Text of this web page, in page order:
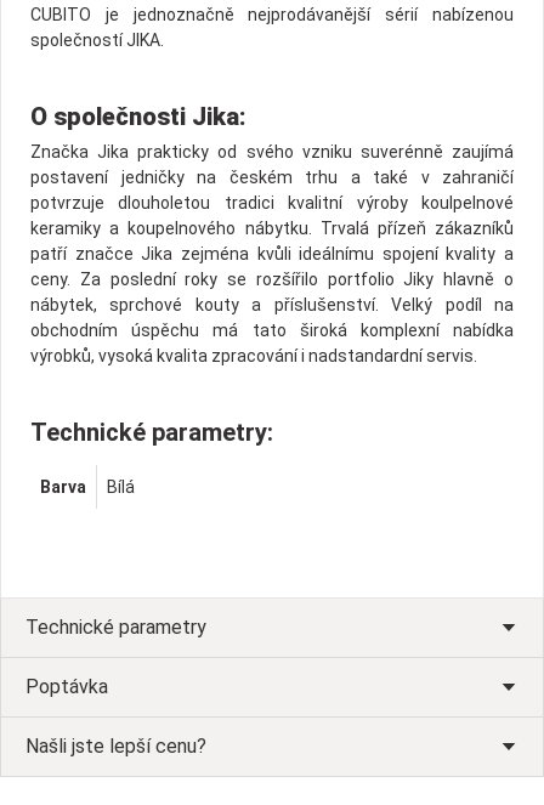
CUBITO je jednoznačně nejprodávanější sérií nabízenou
společností JIKA.
O společnosti Jika:
Značka Jika prakticky od svého vzniku suverénně zaujímá
postavení jedničky na českém trhu a také v zahraničí
potvrzuje dlouholetou tradici kvalitní výroby koulpelnové
keramiky a koupelnového nábytku. Trvalá přízeň zákazníků
patří značce Jika zejména kvůli ideálnímu spojení kvality a
ceny. Za poslední roky se rozšířilo portfolio Jiky hlavně o
nábytek, sprchové kouty a příslušenství. Velký podíl na
obchodním úspěchu má tato široká komplexní nabídka
výrobků, vysoká kvalita zpracování i nadstandardní servis.
Technické parametry:
Barva Bílá
Technické parametry
Poptávka
Našli jste lepší cenu?